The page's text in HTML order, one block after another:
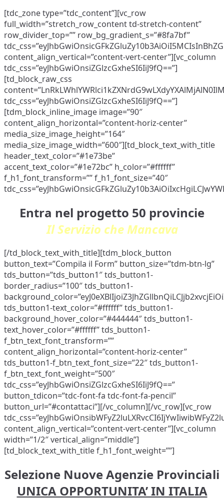
[tdc_zone type=”tdc_content”][vc_row
full_width=”stretch_row_content td-stretch-content”
row_divider_top=”” row_bg_gradient_s=”#8fa7bf”
content_align_vertical=”content-vert-center”][vc_column
tdc_css=”eyJhbGwiOnsiZGlzcGxheSI6IiJ9fQ==”]
[td_block_raw_css
tdc_css=”eyJhbGwiOnsiZGlzcGxheSI6IiJ9fQ==”]
[tdm_block_inline_image image=”90″
content_align_horizontal=”content-horiz-center”
media_size_image_height=”164″
media_size_image_width=”600″][td_block_text_with_title
header_text_color=”#1e73be”
accent_text_color=”#1e72bc” h_color=”#ffffff”
f_h1_font_transform=”” f_h1_font_size=”40″
Entra nel progetto 50 provincie
Il Servizio che Mancava
[/td_block_text_with_title][tdm_block_button
button_text=”Compila il Form” button_size=”tdm-btn-lg”
tds_button=”tds_button1″ tds_button1-
border_radius=”100″ tds_button1-
tds_button1-text_color=”#ffffff” tds_button1-
background_hover_color=”#444444″ tds_button1-
text_hover_color=”#ffffff” tds_button1-
f_btn_text_font_transform=””
content_align_horizontal=”content-horiz-center”
tds_button1-f_btn_text_font_size=”22″ tds_button1-
f_btn_text_font_weight=”500″
tdc_css=”eyJhbGwiOnsiZGlzcGxheSI6IiJ9fQ==”
button_tdicon=”tdc-font-fa tdc-font-fa-pencil”
button_url=”#contattaci”][/vc_column][/vc_row][vc_row
content_align_vertical=”content-vert-center”][vc_column
width=”1/2″ vertical_align=”middle”]
[td_block_text_with_title f_h1_font_weight=””]
Selezione Nuove Agenzie Provinciali
UNICA OPPORTUNITA’ IN ITALIA